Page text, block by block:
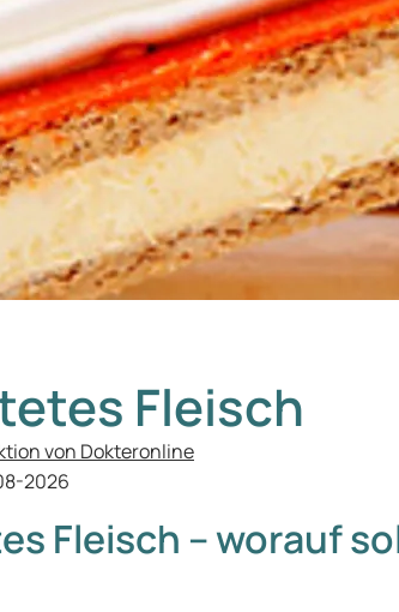
Fleisch
von Dokteronline
2026
Fleisch – worauf